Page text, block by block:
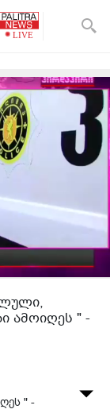
ამოიღეს " -
" -